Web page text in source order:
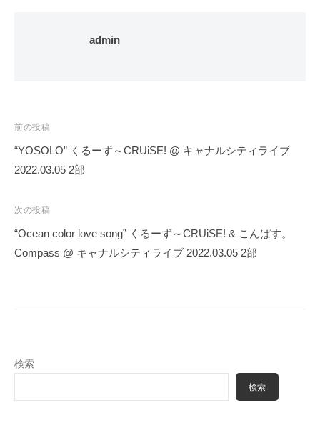
admin
投
稿
ナ
ゲ
ー
シ
前の投稿
“YOSOLO” くるーず～CRUiSE! @ キャナルシティライブ
2022.03.05 2部
次の投稿
“Ocean color love song” くるーず～CRUiSE! & こんぱす。
Compass @ キャナルシティライブ 2022.03.05 2部
検索
検索